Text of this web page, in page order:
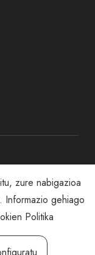
zure nabigazioa
Informazio gehiago
Politika